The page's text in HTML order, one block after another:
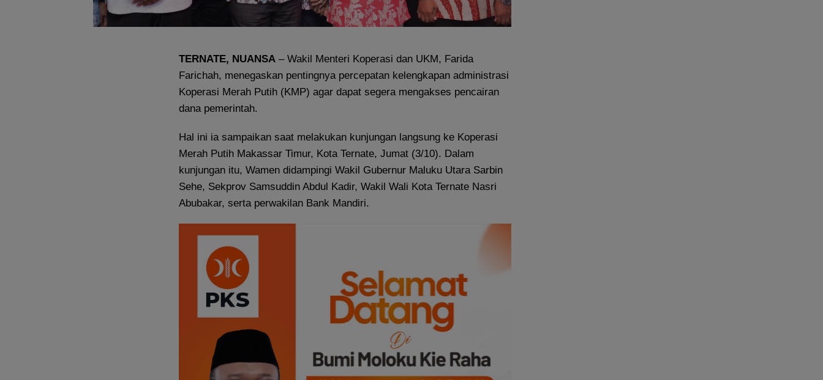
TERNATE, NUANSA – Wakil Menteri Koperasi dan UKM, Farida
Farichah, menegaskan pentingnya percepatan kelengkapan administrasi
Koperasi Merah Putih (KMP) agar dapat segera mengakses pencairan
dana pemerintah.
Hal ini ia sampaikan saat melakukan kunjungan langsung ke Koperasi
Merah Putih Makassar Timur, Kota Ternate, Jumat (3/10). Dalam
kunjungan itu, Wamen didampingi Wakil Gubernur Maluku Utara Sarbin
Sehe, Sekprov Samsuddin Abdul Kadir, Wakil Wali Kota Ternate Nasri
Abubakar, serta perwakilan Bank Mandiri.